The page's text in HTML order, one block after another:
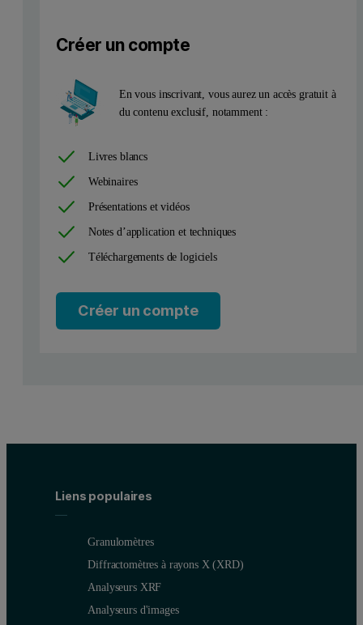
When considering which Bragg hkil reflections are suitable for
Créer un compte
En vous inscrivant, vous aurez un accès gratuit à
du contenu exclusif, notamment :
Livres blancs
Webinaires
Présentations et vidéos
Notes d’application et techniques
Téléchargements de logiciels
Créer un compte
Liens populaires
Granulomètres
Diffractomètres à rayons X (XRD)
Analyseurs XRF
Analyseurs d'images